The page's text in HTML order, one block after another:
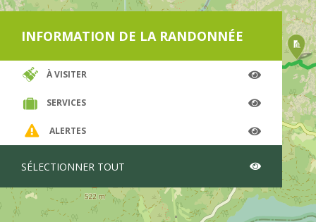
pins,
Vous
!
avoir
belle
Le
de
INFORMATION DE LA RANDONNÉE
À VISITER
SERVICES
ALERTES
SÉLECTIONNER TOUT